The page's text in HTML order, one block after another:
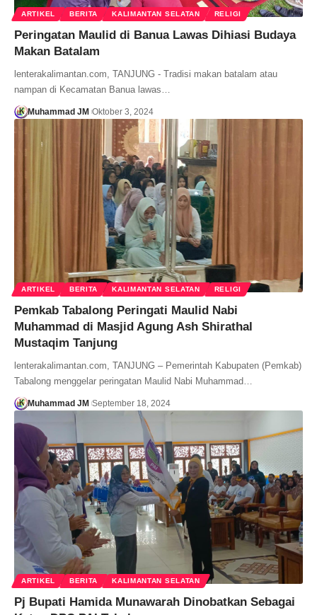
ARTIKEL BERITA KALIMANTAN SELATAN RELIGI
Peringatan Maulid di Banua Lawas Dihiasi Budaya
Makan Batalam
lenterakalimantan.com, TANJUNG - Tradisi makan batalam atau
nampan di Kecamatan Banua lawas…
Muhammad JM Oktober 3, 2024
ARTIKEL BERITA KALIMANTAN SELATAN RELIGI
Pemkab Tabalong Peringati Maulid Nabi
Muhammad di Masjid Agung Ash Shirathal
Mustaqim Tanjung
lenterakalimantan.com, TANJUNG – Pemerintah Kabupaten (Pemkab)
Tabalong menggelar peringatan Maulid Nabi Muhammad…
Muhammad JM September 18, 2024
ARTIKEL BERITA KALIMANTAN SELATAN
Pj Bupati Hamida Munawarah Dinobatkan Sebagai